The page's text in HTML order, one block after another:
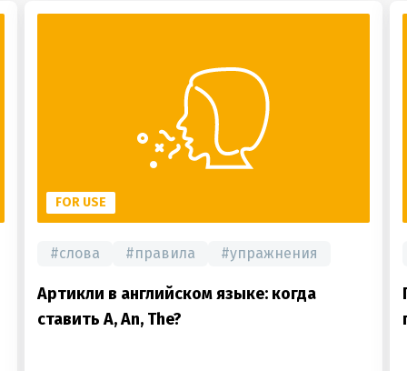
FOR USE
#слова #правила #упражнения
Артикли в английском языке: когда
ставить A, An, The?